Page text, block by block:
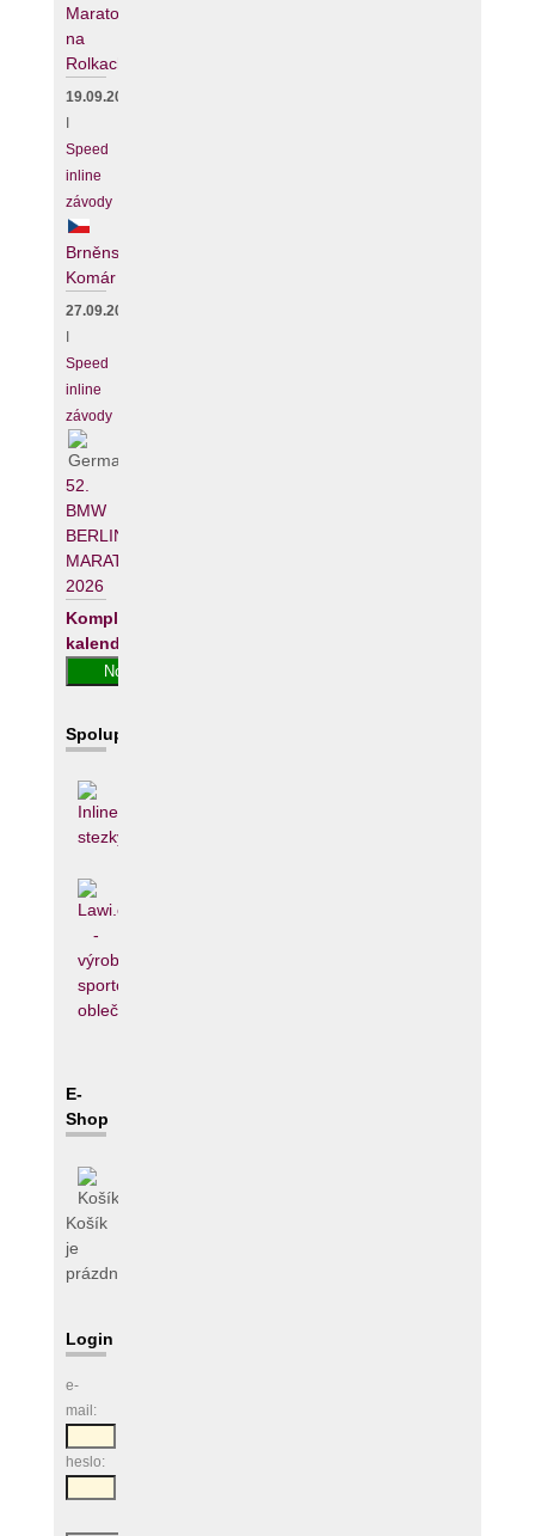
Maraton
na
Rolkach
19.09.2026
Speed
inline
závody
Brněnský
Komár
27.09.2026
Speed
inline
závody
52.
BMW
BERLIN-
MARATHON
2026
Kompletní
kalendář
Spolupracujeme
E-
Shop
Košík
je
prázdný
Login
e-
mail:
heslo: